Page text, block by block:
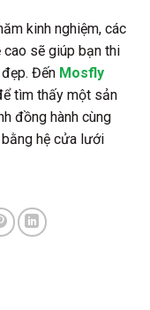
kinh nghiệm, các
sẽ giúp bạn thi
Đến Mosfly
tìm thấy một sản
đồng hành cùng
hệ cửa lưới